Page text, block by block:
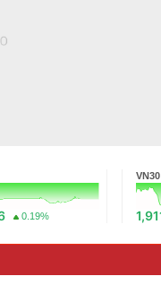
0.19%
VN30